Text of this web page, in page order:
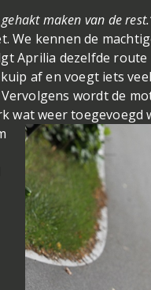
maken van de
We kennen de
Aprilia dezelfde
af en voegt iets
wordt de
wat weer toegevoegd